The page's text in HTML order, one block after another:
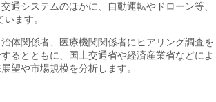
通システムのほかに、自動運転やドローン等、
ます。
体関係者、医療機関関係者にヒアリング調査を
るとともに、国土交通省や経済産業省などによ
望や市場規模を分析します。